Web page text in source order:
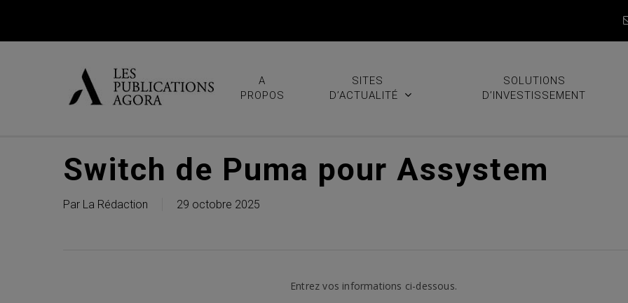
A
PROPOS
SITES
D’ACTUALITÉ
SOLUTIONS
D’INVESTISSEMENT
Switch de Puma pour Assystem
Par La Rédaction 29 octobre 2025
Entrez vos informations ci-dessous.